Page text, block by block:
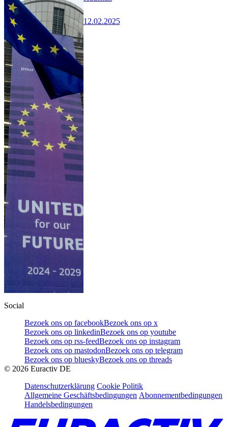
12.02.2025
Social
Bezoek ons op facebookBezoek ons op x
Bezoek ons op linkedinBezoek ons op youtube
Bezoek ons op rss-feedBezoek ons op instagram
Bezoek ons op mastodonBezoek ons op telegram
Bezoek ons op blueskyBezoek ons op threads
© 2026 Euractiv DE
Datenschutzerklärung Cookie Politik
Allgemeine Geschäftsbedingungen Abonnementbedingungen
Handelsbedingungen